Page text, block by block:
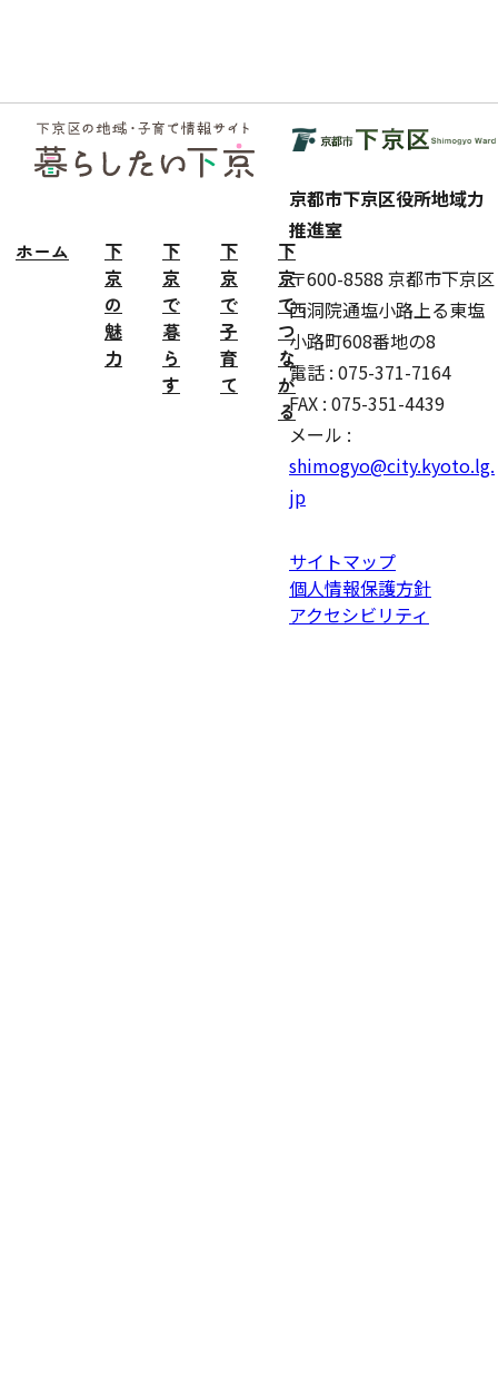
フッ
ター
ホーム
下
京
の
魅
力
下
京
で
暮
ら
す
下
京
で
子
育
て
下
京
で
つ
な
が
る
京都市下京区役所地域力
推進室
〒600-8588 京都市下京区
西洞院通塩小路上る東塩
小路町608番地の8
電話 : 075-371-7164
FAX : 075-351-4439
メール :
shimogyo@city.kyoto.lg.
jp
サイトマップ
個人情報保護方針
アクセシビリティ